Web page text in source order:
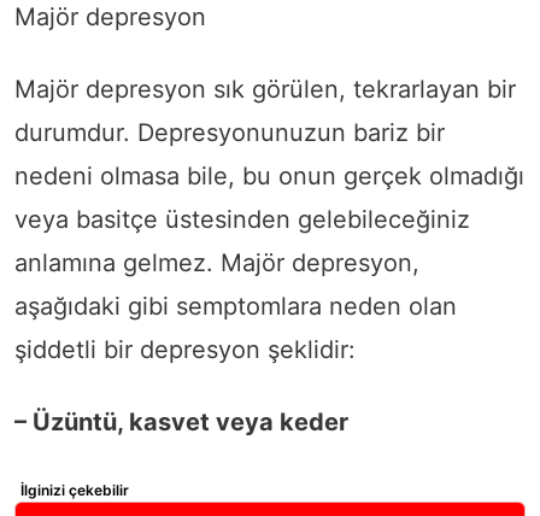
Majör depresyon
Majör depresyon sık görülen, tekrarlayan bir
durumdur. Depresyonunuzun bariz bir
nedeni olmasa bile, bu onun gerçek olmadığı
veya basitçe üstesinden gelebileceğiniz
anlamına gelmez. Majör depresyon,
aşağıdaki gibi semptomlara neden olan
şiddetli bir depresyon şeklidir:
– Üzüntü, kasvet veya keder
İlginizi çekebilir